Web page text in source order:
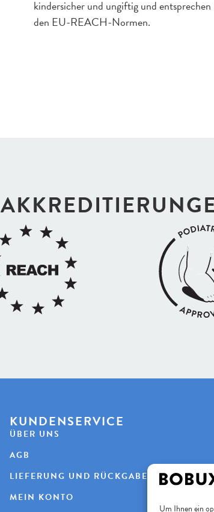
Um Ihnen ein
kindersicher und ungiftig und entsprechen
den EU-REACH-Normen.
KUNDENSERVICE
ÜBER UNS
AGB
LIEFERUNG UND RÜCKGABE
MEIN KONTO